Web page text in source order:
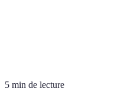
5 min de lecture